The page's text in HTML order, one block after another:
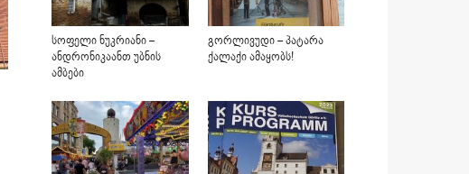
სოფელი ნუკრიანი –
ანდრონიკაანთ უბნის
ამბები
გორლივუდი – პატარა
ქალაქი ამაყობს!